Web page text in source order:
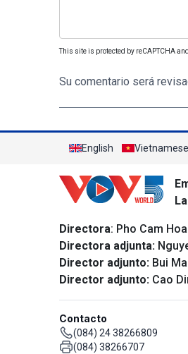
This site is protected by reCAPTCHA
Su comentario será
English Vietnamese
Directora: Pho Cam Hoa
Directora adjunta:
Director adjunto: Bui
Director adjunto: Cao
Contacto
(084) 24 38266809
(084) 38266707